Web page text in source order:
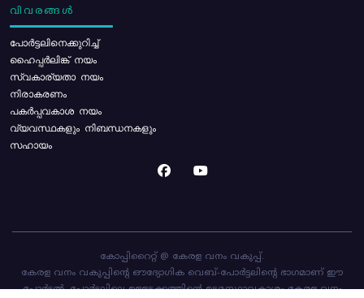
വിവരങ്ങൾ
പോര്‍ട്ടലിനെക്കുറിച്ച്
ഹൈപ്പർലിങ്ക് നയം
സ്വകാര്യതാ നയം
നിരാകരണം
പകർപ്പവകാശ നയം
വ്യവസ്ഥകളും നിബന്ധനകളും
സഹായം
കോപ്പിറൈറ്റ് @ കേരള വനം വകുപ്പ്.
കേരള വനം വകുപ്പിന്റെ ഔദ്യോഗിക വെബ്-പോർട്ടലിന്റെ ഭാഗമാണ് ഈ
പോർട്ടൽ. പോർട്ടലിലെ ഉള്ളടക്കത്തിന്റെ ഉടമസ്ഥാവകാശം കേരള വനം